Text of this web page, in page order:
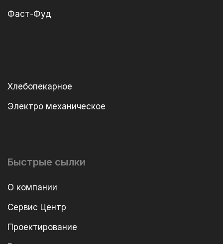
Фаст-Фуд
Хлебопекарное
Электро механическое
Быстрые сылки
О компании
Сервис Центр
Проектирование